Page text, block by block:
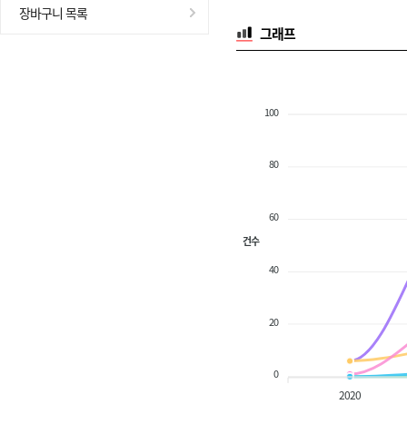
장바구니 목록
그래프
100
80
60
40
20
0
건수
2020